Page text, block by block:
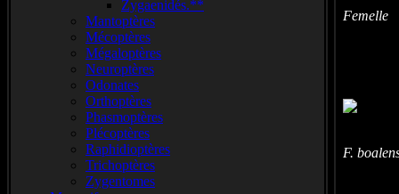
Zygaenidés.**
Mantoptères
Mécoptères
Mégaloptères
Neuroptères
Odonates
Orthoptères
Phasmoptères
Plécoptères
Raphidioptères
Trichoptères
Zygentomes
Femelle
F.